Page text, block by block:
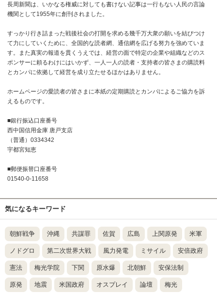
長周新聞は、いかなる権威に対しても書けない記事は一行もない人民の言論
機関として1955年に創刊されました。
すっかり行き詰まった戦後社会の打開を求める幾千万大衆の願いを結びつけ
て力にしていくために、全国的な読者網、通信網を広げる努力を強めていま
す。また真実の報道を貫くうえでは、経営の面で特定の企業や組織などのス
ポンサーに頼るわけにはいかず、一人一人の読者・支持者の皆さまの購読料
とカンパに依拠して経営を成り立たせるほかはありません。
ホームページの愛読者の皆さまに本紙の定期購読とカンパによるご協力を訴
えるものです。
■銀行振込口座番号
西中国信用金庫 唐戸支店
（普通）0334342
宇都宮知恵
■郵便振替口座番号
01540-0-11658
気になるキーワード
朝鮮戦争 沖縄 共謀罪 佐賀 広島 上関原発 米軍
ノドグロ 第二次世界大戦 風力発電 ミサイル 安倍政府
憲法 梅光学院 下関 原水爆 北朝鮮 安保法制
原発 地震 米国政府 オスプレイ 論壇 梅光